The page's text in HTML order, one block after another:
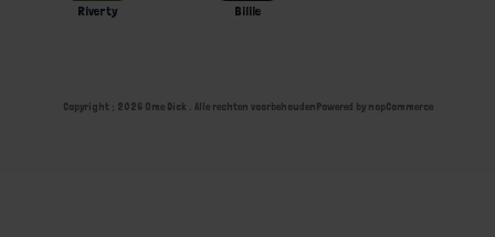
Riverty Billie
Copyright ; 2026 Ome Dick . Alle rechten voorbehoudenPowered by nopCommerce